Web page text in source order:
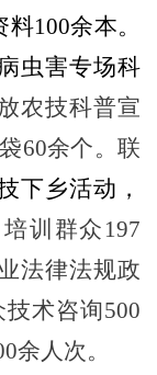
100余本。
虫害专场科
农技科普宣
60余个。联
下乡活动 ，
训群众 197
法律法规政
技术咨询500
余人次。